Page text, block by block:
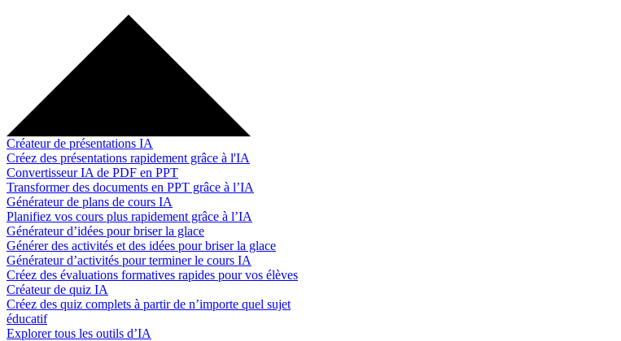
Créateur de présentations IA
Créez des présentations rapidement grâce à l'IA
Convertisseur IA de PDF en PPT
Transformer des documents en PPT grâce à l’IA
Générateur de plans de cours IA
Planifiez vos cours plus rapidement grâce à l’IA
Générateur d’idées pour briser la glace
Générer des activités et des idées pour briser la glace
Générateur d’activités pour terminer le cours IA
Créez des évaluations formatives rapides pour vos élèves
Créateur de quiz IA
Créez des quiz complets à partir de n’importe quel sujet
éducatif
Explorer tous les outils d’IA